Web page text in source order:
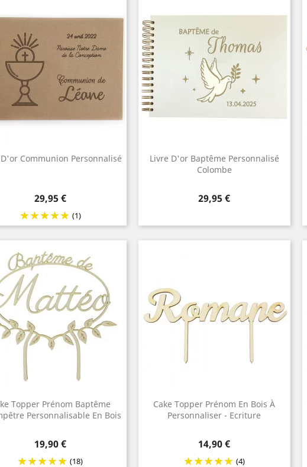
Communion Personnalisé
Prix
29,95 €
(1)
Livre D'or Baptême Personnalisé
Colombe
Prix
29,95 €
Topper Prénom Baptême
Personnalisable En Bois
Prix
19,90 €
(18)
Cake Topper Prénom En Bois À
Personnaliser - Ecriture
Prix
14,90 €
(4)